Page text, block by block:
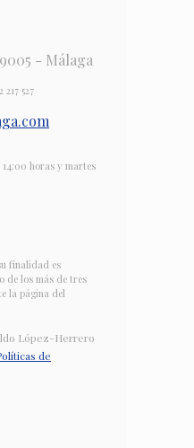
- Málaga
217 527
14:00 horas y martes
finalidad es
de los más de tres
la página del
López-Herrero
de